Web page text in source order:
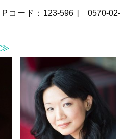
P コード：123-596 ]
0570-02-
≫